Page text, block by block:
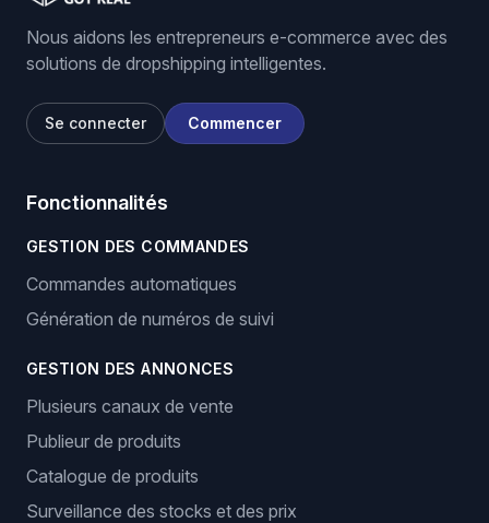
Nous aidons les entrepreneurs e-commerce avec des
solutions de dropshipping intelligentes.
Se connecter Commencer
Fonctionnalités
GESTION DES COMMANDES
Commandes automatiques
Génération de numéros de suivi
GESTION DES ANNONCES
Plusieurs canaux de vente
Publieur de produits
Catalogue de produits
Surveillance des stocks et des prix